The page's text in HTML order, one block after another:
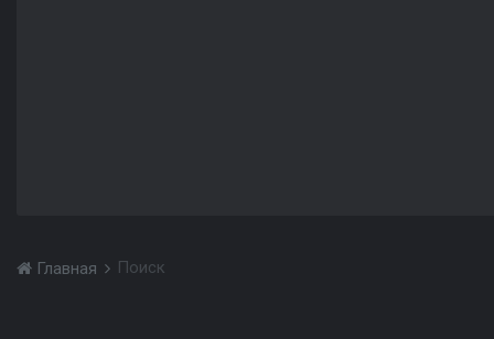
Главная Поиск